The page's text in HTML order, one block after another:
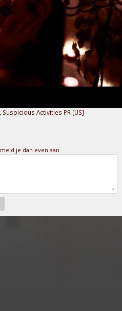
Suspicious Activities PR [US]
meld je dan even aan